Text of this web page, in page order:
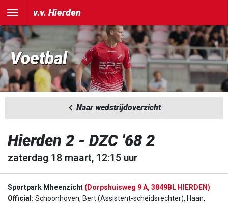
v.v. Hierden
Voetbal
Naar wedstrijdoverzicht
Hierden 2 - DZC '68 2
zaterdag 18 maart, 12:15 uur
Sportpark Mheenzicht (Dorpshuisweg 9 A, 3849BL HIERDEN)
Official: Schoonhoven, Bert (Assistent-scheidsrechter), Haan,